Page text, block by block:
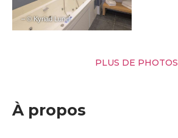
– © Kyriad Lunel
PLUS DE PHOTOS
À propos